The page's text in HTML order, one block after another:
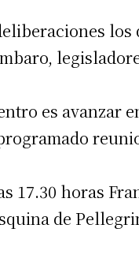
es avanzar
17.30 horas
de